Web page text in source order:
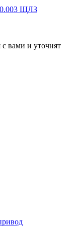
ЩЛЗ
вами и уточнят